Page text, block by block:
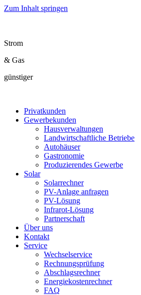
Zum Inhalt springen
Strom
& Gas
günstiger
Privatkunden
Gewerbekunden
Hausverwaltungen
Landwirtschaftliche Betriebe
Autohäuser
Gastronomie
Produzierendes Gewerbe
Solar
Solarrechner
PV-Anlage anfragen
PV-Lösung
Infrarot-Lösung
Partnerschaft
Über uns
Kontakt
Service
Wechselservice
Rechnungsprüfung
Abschlagsrechner
Energiekostenrechner
FAQ